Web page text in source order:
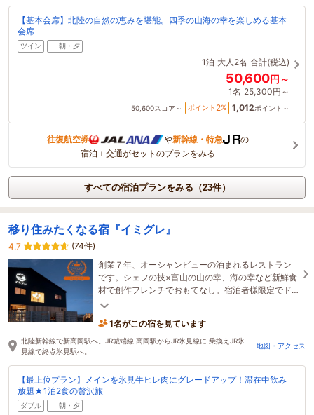
【基本会席】北陸の自然の恵みを堪能。四季の山海の幸を楽しめる基本
会席
ツイン 朝・夕
1泊 大人2名 合計(税込)
50,600円～
1名 25,300円～
50,600スコア～ ポイント 2% 1,012ポイント～
往復航空券 や新幹線・特急
の
宿泊＋交通がセットのプランをみる
すべての宿泊プランをみる（23件）
移り住みたくなる宿『イミグレ』
4.7
(74件)
創業７年、オーシャンビューの泊まれるレストラン
です。シェフの技×富山の山の幸、海の幸など新鮮食
材で創作フレンチでおもてなし。宿泊者様限定でド
リンク飲み放題！グランピングで贅沢BBQも！
1名がこの宿を見ています
北陸新幹線で新高岡駅へ。JR城端線 高岡駅からJR氷見線に 乗換えJR氷
見線で終点氷見駅へ。
地図・アクセス
【最上位プラン】メインを氷見牛ヒレ肉にグレードアップ！滞在中飲み
放題★1泊2食の贅沢旅
ダブル 朝・夕